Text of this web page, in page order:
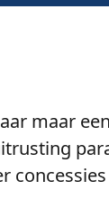
maar